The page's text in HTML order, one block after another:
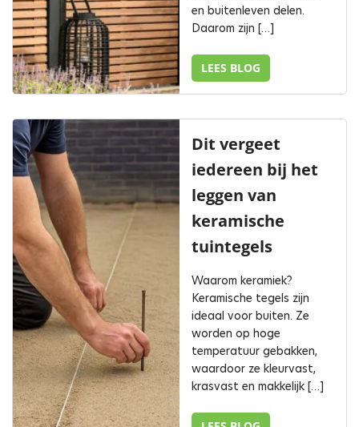
en buitenleven delen.
Daarom zijn […]
LEES BLOG
Dit vergeet
iedereen bij het
leggen van
keramische
tuintegels
Waarom keramiek?
Keramische tegels zijn
ideaal voor buiten. Ze
worden op hoge
temperatuur gebakken,
waardoor ze kleurvast,
krasvast en makkelijk […]